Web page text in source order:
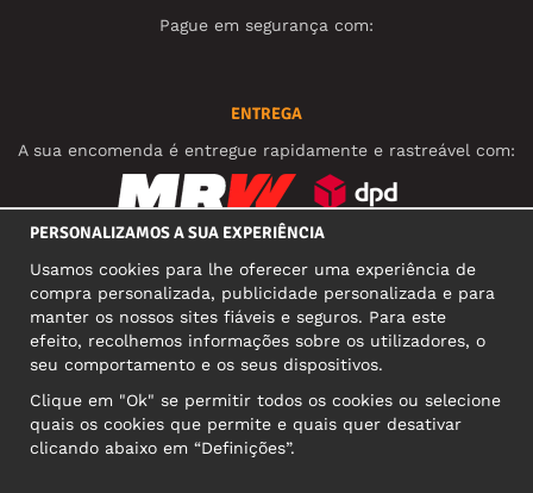
Pague em segurança com:
ENTREGA
A sua encomenda é entregue rapidamente e rastreável com:
MORADA COMERCIAL
Narva mnt 5, EE-10117 Tallinn
Reg: 12356245
PERSONALIZAMOS A SUA EXPERIÊNCIA
Usamos cookies para lhe oferecer uma experiência de
compra personalizada, publicidade personalizada e para
manter os nossos sites fiáveis e seguros. Para este
efeito, recolhemos informações sobre os utilizadores, o
seu comportamento e os seus dispositivos.
Clique em "Ok" se permitir todos os cookies ou selecione
quais os cookies que permite e quais quer desativar
clicando abaixo em “Definições”.